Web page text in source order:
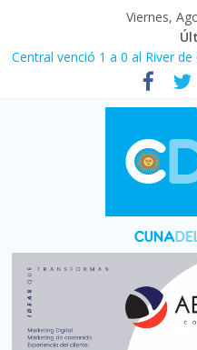
Viernes,
Central venció 1 a 0 al River
La morosidad alcanzó su
afecta a 400 mil deudores en
Desde que asumió Milei
denuncia crisis como en 2001
Vacaciones de invierno con
turístico: 4,6 millones de
Fuerte caída de la venta de